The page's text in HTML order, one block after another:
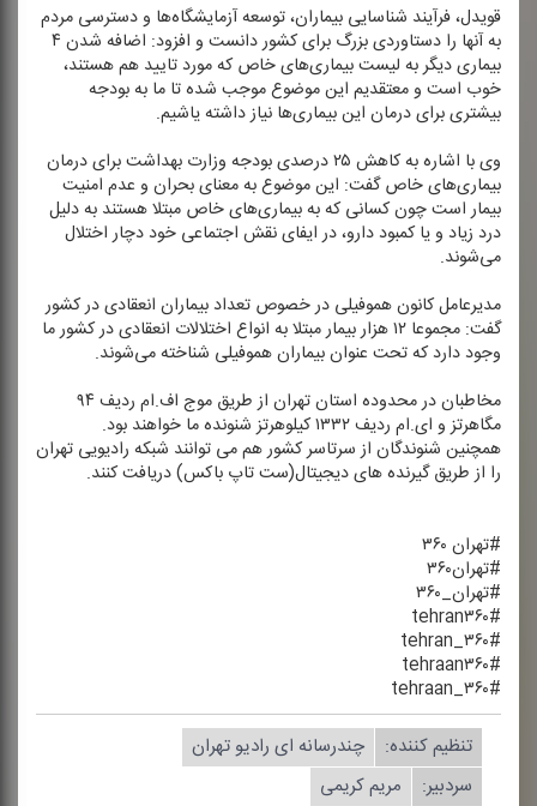
قویدل، فرآیند شناسایی بیماران، توسعه‌ آزمایشگاه‌ها و دسترسی مردم
به آنها را دستاوردی بزرگ برای كشور دانست و افزود: اضافه شدن ۴
بیماری دیگر به لیست بیماری‌های خاص كه مورد تایید هم هستند،
خوب است و معتقدیم این موضوع موجب شده تا ما به بودجه
بیشتری برای درمان این بیماری‌ها نیاز داشته یاشیم.
وی با اشاره به كاهش ۲۵ درصدی بودجه وزارت بهداشت برای درمان
بیماری‌های خاص گفت: این موضوع به معنای بحران و عدم امنیت
بیمار است چون كسانی كه به بیماری‌های خاص مبتلا هستند به دلیل
درد زیاد و یا كمبود دارو، در ایفای نقش اجتماعی خود دچار اختلال
می‌شوند.
مدیرعامل كانون هموفیلی در خصوص تعداد بیماران انعقادی در كشور
گفت: مجموعا ۱۲ هزار بیمار مبتلا به انواع اختلالات انعقادی در كشور ما
وجود دارد كه تحت عنوان بیماران هموفیلی شناخته می‌شوند.
مخاطبان در محدوده استان تهران از طریق موج اف.ام ردیف ۹۴
مگاهرتز و ای.ام ردیف ۱۳۳۲ كیلوهرتز شنونده ما خواهند بود.
همچنین شنوندگان از سرتاسر كشور هم می توانند شبكه رادیویی تهران
را از طریق گیرنده های دیجیتال(ست تاپ باكس) دریافت كنند.
#تهران ۳۶۰
#تهران۳۶۰
#تهران_۳۶۰
#tehran۳۶۰
#tehran_۳۶۰
#tehraan۳۶۰
#tehraan_۳۶۰
تنظیم كننده:
چندرسانه ای رادیو تهران
سردبیر:
مریم كریمی